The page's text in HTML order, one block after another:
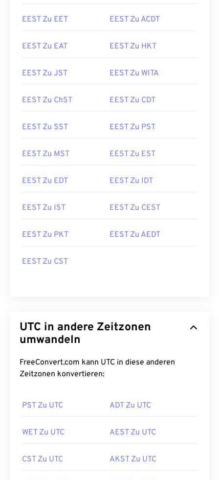
EEST Zu EET EEST Zu ACDT
EEST Zu EAT EEST Zu HKT
EEST Zu JST EEST Zu WITA
EEST Zu ChST EEST Zu CDT
EEST Zu SST EEST Zu PST
EEST Zu MST EEST Zu EST
EEST Zu EDT EEST Zu IDT
EEST Zu IST EEST Zu CEST
EEST Zu PKT EEST Zu AEDT
EEST Zu CST
UTC in andere Zeitzonen
umwandeln
FreeConvert.com kann UTC in diese anderen
Zeitzonen konvertieren:
PST Zu UTC ADT Zu UTC
WET Zu UTC AEST Zu UTC
CST Zu UTC AKST Zu UTC